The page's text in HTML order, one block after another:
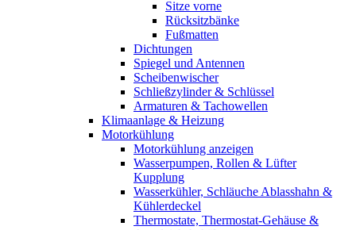
Sitze vorne
Rücksitzbänke
Fußmatten
Dichtungen
Spiegel und Antennen
Scheibenwischer
Schließzylinder & Schlüssel
Armaturen & Tachowellen
Klimaanlage & Heizung
Motorkühlung
Motorkühlung anzeigen
Wasserpumpen, Rollen & Lüfter
Kupplung
Wasserkühler, Schläuche Ablasshahn &
Kühlerdeckel
Thermostate, Thermostat-Gehäuse &